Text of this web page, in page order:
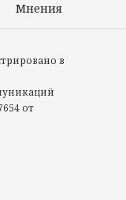
Мнения
в
от